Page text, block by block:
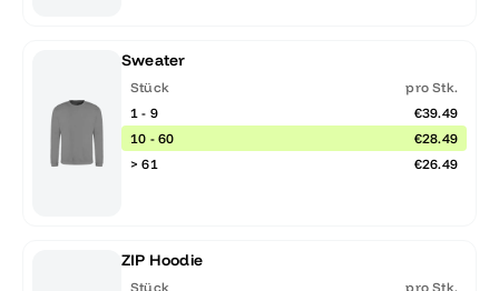
Sweater
Stück
pro Stk.
1 - 9
€39.49
10 - 60
€28.49
> 61
€26.49
ZIP Hoodie
Stück pro Stk.